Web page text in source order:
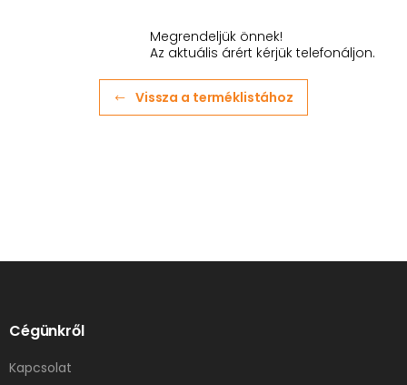
Megrendeljük önnek!
Az aktuális árért kérjük telefonáljon.
Vissza a terméklistához
Cégünkről
Kapcsolat